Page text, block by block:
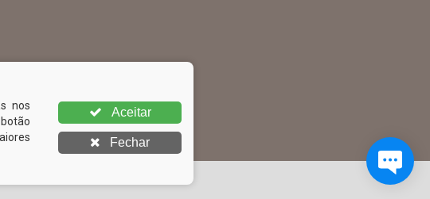
nos
Aceitar
Fechar